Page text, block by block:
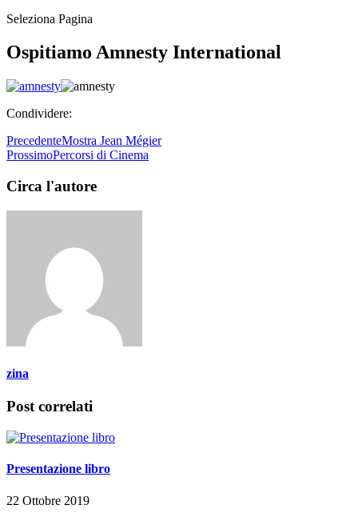
Seleziona Pagina
Ospitiamo Amnesty International
Condividere:
PrecedenteMostra Jean Mégier
ProssimoPercorsi di Cinema
Circa l'autore
zina
Post correlati
Presentazione libro
22 Ottobre 2019